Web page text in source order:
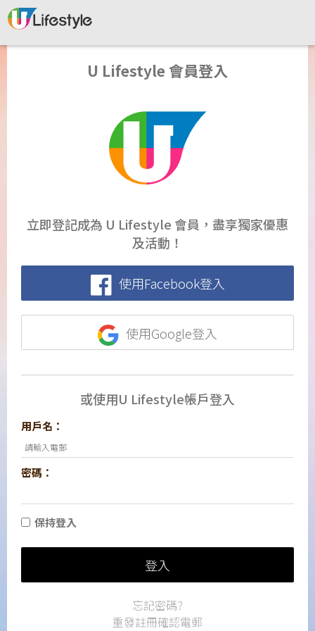
U Lifestyle 會員登入
立即登記成為 U Lifestyle 會員，盡享獨家優惠
及活動！
使用Facebook登入
使用Google登入
或使用U Lifestyle帳戶登入
用戶名：
密碼：
保持登入
登入
忘記密碼?
重發註冊確認電郵